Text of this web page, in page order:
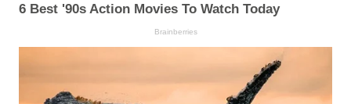
6 Best '90s Action Movies To Watch Today
Brainberries